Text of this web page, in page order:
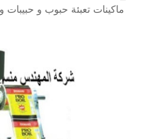
ماكينات تعبئة حبوب و